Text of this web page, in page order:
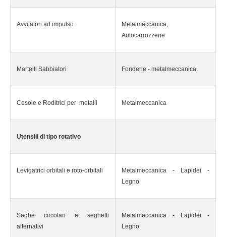
Avvitatori ad impulso
Metalmeccanica,
Autocarrozzerie
Martelli Sabbiatori Fonderie - metalmeccanica
Cesoie e Roditrici per metalli Metalmeccanica
Utensili di tipo rotativo
Levigatrici orbitali e roto-orbitali
Metalmeccanica - Lapidei -
Legno
Seghe circolari e seghetti
alternativi
Metalmeccanica - Lapidei -
Legno